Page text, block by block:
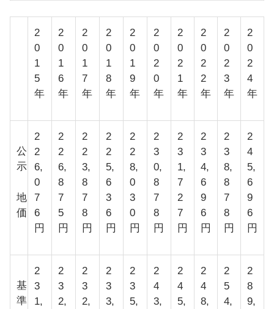
2
0
1
5
年
2
0
1
6
年
2
0
1
7
年
2
0
1
8
年
2
0
1
9
年
2
0
2
0
年
2
0
2
1
年
2
0
2
2
年
2
0
2
3
年
2
0
2
4
年
公
示
地
価
2
2
6,
0
7
6
円
2
2
6,
8
7
5
円
2
2
3,
8
7
8
円
2
2
5,
6
3
6
円
2
2
8,
0
3
0
円
2
3
0,
8
7
8
円
2
3
1,
7
2
7
円
2
3
4,
6
9
6
円
2
3
8,
8
7
8
円
2
4
5,
6
9
6
円
基
準
2
3
1,
2
3
2,
2
3
2,
2
3
3,
2
3
5,
2
4
3,
2
4
5,
2
4
8,
2
5
4,
2
8
9,